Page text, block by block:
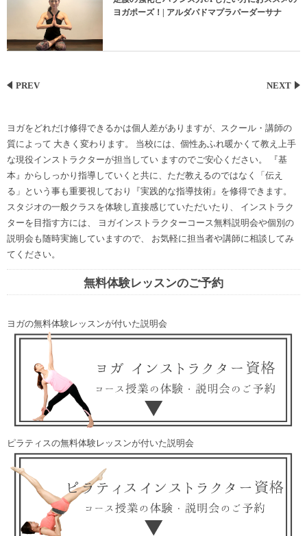
ヨガポーズ！| アルダパドマプラパーダーサナ
PREV NEXT
ヨガをどれだけ修得できるかは個人差がありますが、スクール・講師の
質によって 大きく変わります。 当校には、個性あふれ暖かくて教え上手
な現役インストラクターが担当してい ますのでご安心ください。 『基
本』からしっかり指導していくと共に、ただ教えるのではなく「伝え
る」という事も重要視しており『実践的な指導技術』を修得できます。
スタジオの一般クラスを体験し直接感じていただいたり、 インストラク
ターを目指す方には、 ヨガインストラクターコース無料説明会や個別の
説明会も随時実施していますので、 お気軽に担当者や講師に相談してみ
てください。
無料体験レッスンのご予約
ヨガの無料体験レッスンが付いた説明会
ピラティスの無料体験レッスンが付いた説明会